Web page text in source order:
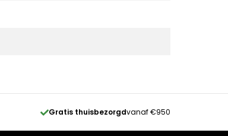
Gratis thuisbezorgdvanaf €950